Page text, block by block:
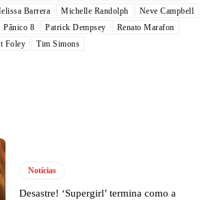
Barrera Michelle Randolph
Neve Campbell
Pânico 8 Patrick Dempsey
Renato Marafon
Foley Tim Simons
Notícias
Desastre! ‘Supergirl’ termina como a